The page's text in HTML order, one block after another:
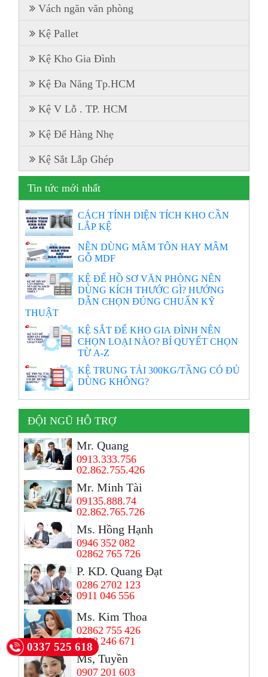
Vách ngăn văn phòng
Kệ Pallet
Kệ Kho Gia Đình
Kệ Đa Năng Tp.HCM
Kệ V Lỗ . TP. HCM
Kệ Để Hàng Nhẹ
Kệ Sắt Lắp Ghép
Tin tức mới nhất
CÁCH TÍNH DIỆN TÍCH KHO CẦN
LẮP KỆ
NÊN DÙNG MÂM TÔN HAY MÂM
GỖ MDF
KỆ ĐỂ HỒ SƠ VĂN PHÒNG NÊN
DÙNG KÍCH THƯỚC GÌ? HƯỚNG
DẪN CHỌN ĐÚNG CHUẨN KỸ
THUẬT
KỆ SẮT ĐỂ KHO GIA ĐÌNH NÊN
CHỌN LOẠI NÀO? BÍ QUYẾT CHỌN
TỪ A-Z
KỆ TRUNG TẢI 300KG/TẦNG CÓ ĐỦ
DÙNG KHÔNG?
ĐỘI NGŨ HỖ TRỢ
Mr. Quang
0913.333.756
02.862.755.426
Mr. Minh Tài
09135.888.74
02.862.765.726
Ms. Hồng Hạnh
0946 352 082
02862 765 726
P. KD. Quang Đạt
0286 2702 123
0911 046 556
Ms. Kim Thoa
02862 755 426
0918 246 671
Ms, Tuyền
0907 201 603
0337 525 618